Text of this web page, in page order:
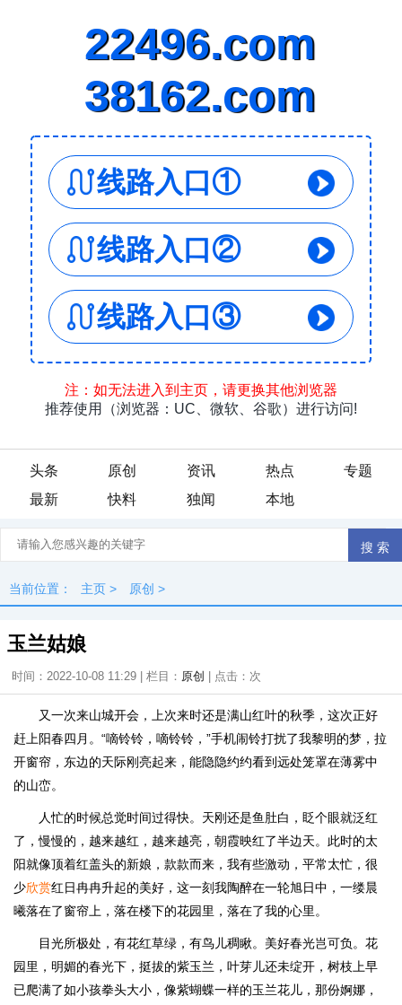
头条 原创 资讯 热点
专题
最新
快料 独闻 本地
当前位置： 主页 > 原创 >
玉兰姑娘
时间：2022-10-08 11:29 | 栏目： 原创 | 点击： 次
又一次来山城开会，上次来时还是满山红叶的秋季，这次正好
赶上阳春四月。“嘀铃铃，嘀铃铃，”手机闹铃打扰了我黎明的梦，拉
开窗帘，东边的天际刚亮起来，能隐隐约约看到远处笼罩在薄雾中
的山峦。
人忙的时候总觉时间过得快。天刚还是鱼肚白，眨个眼就泛红
了，慢慢的，越来越红，越来越亮，朝霞映红了半边天。此时的太
阳就像顶着红盖头的新娘，款款而来，我有些激动，平常太忙，很
少欣赏红日冉冉升起的美好，这一刻我陶醉在一轮旭日中，一缕晨
曦落在了窗帘上，落在楼下的花园里，落在了我的心里。
目光所极处，有花红草绿，有鸟儿稠瞅。美好春光岂可负。花
园里，明媚的春光下，挺拔的紫玉兰，叶芽儿还未绽开，树枝上早
已爬满了如小孩拳头大小，像紫蝴蝶一样的玉兰花儿，那份婀娜，